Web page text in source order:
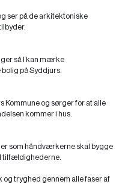
ser på de arkitektoniske
så I kan mærke
på Syddjurs.
og sørger for at alle
kommer i hus.
som håndværkerne skal bygge
tilfældighederne.
tryghed gennem alle faser af